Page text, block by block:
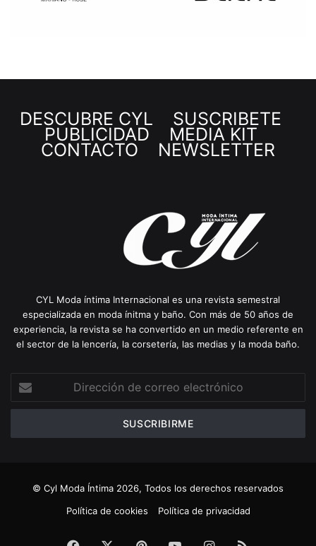
DESCUBRE CYL SUSCRÍBETE
PUBLICIDAD MEDIA KIT
CONTACTO NEWSLETTER
CYL Moda íntima Internacional es una revista semestral
especializada en moda ínitma y baño. Con más de 50 años de
experiencia, la revista se ha convertido en un medio referente en
el sector de la lencería, la corsetería, las medias y la moda baño.
de
correo
© Cyl Moda Íntima 2026, Todos los derechos reservados
Política de cookies
Política de privacidad